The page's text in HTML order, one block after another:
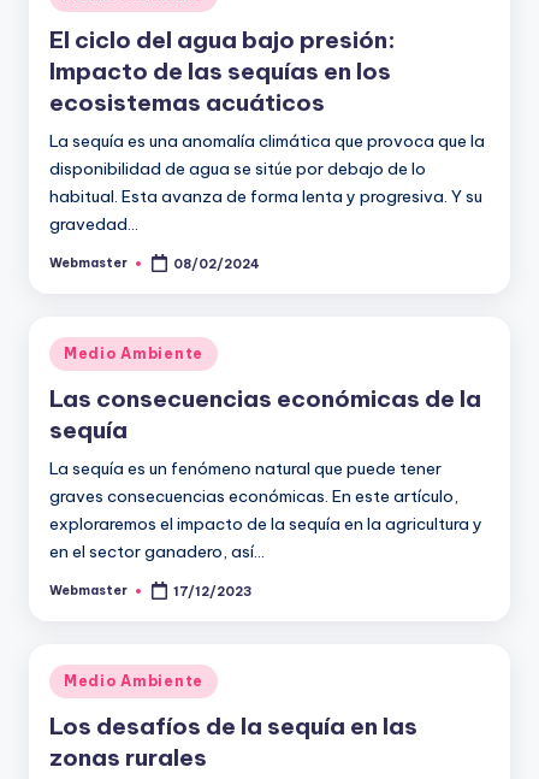
en
El ciclo del agua bajo presión:
Impacto de las sequías en los
ecosistemas acuáticos
La sequía es una anomalía climática que provoca que la
disponibilidad de agua se sitúe por debajo de lo
habitual. Esta avanza de forma lenta y progresiva. Y su
gravedad…
Publicado
Webmaster 08/02/2024
Publicado
en
Medio Ambiente
Las consecuencias económicas de la
sequía
La sequía es un fenómeno natural que puede tener
graves consecuencias económicas. En este artículo,
exploraremos el impacto de la sequía en la agricultura y
en el sector ganadero, así…
Publicado
Webmaster 17/12/2023
Publicado
en
Medio Ambiente
Los desafíos de la sequía en las
zonas rurales